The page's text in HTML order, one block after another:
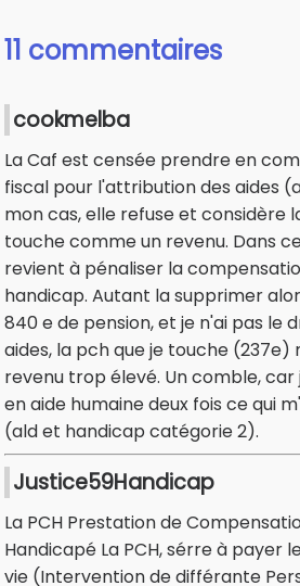
11 commentaires
cookmelba
La Caf est censée prendre en
fiscal pour l'attribution des aides
mon cas, elle refuse et considère
touche comme un revenu. Dans
revient à pénaliser la
handicap. Autant la supprimer
840 e de pension, et je n'ai pas le
aides, la pch que je touche (237e)
revenu trop élevé. Un comble, car
en aide humaine deux fois ce qui
(ald et handicap catégorie 2).
Justice59Handicap
La PCH Prestation de
Handicapé La PCH, sérre à payer
vie (Intervention de différante